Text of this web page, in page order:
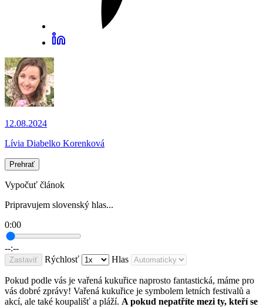
12.08.2024
Lívia Diabelko Korenková
Prehrať
Vypočuť článok
Pripravujem slovenský hlas...
0:00
--:--
Zastaviť Rýchlosť Hlas
Pokud podle vás je vařená kukuřice naprosto fantastická, máme pro
vás dobré zprávy! Vařená kukuřice je symbolem letních festivalů a
akcí, ale také koupališť a pláží. A pokud nepatříte mezi ty, kteří se